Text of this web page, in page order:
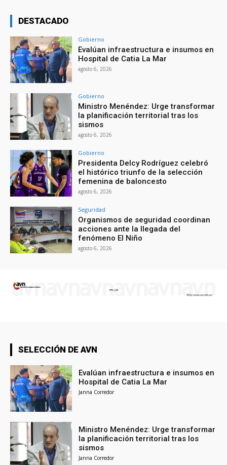
DESTACADO
Gobierno
Evalúan infraestructura e insumos en
Hospital de Catia La Mar
agosto 6, 2026
Gobierno
Ministro Menéndez: Urge transformar
la planificación territorial tras los
sismos
agosto 6, 2026
Gobierno
Presidenta Delcy Rodríguez celebró
el histórico triunfo de la selección
femenina de baloncesto
agosto 6, 2026
Seguridad
Organismos de seguridad coordinan
acciones ante la llegada del
fenómeno El Niño
agosto 6, 2026
SELECCIÓN DE AVN
Evalúan infraestructura e insumos en
Hospital de Catia La Mar
Janna Corredor
Ministro Menéndez: Urge transformar
la planificación territorial tras los
sismos
Janna Corredor